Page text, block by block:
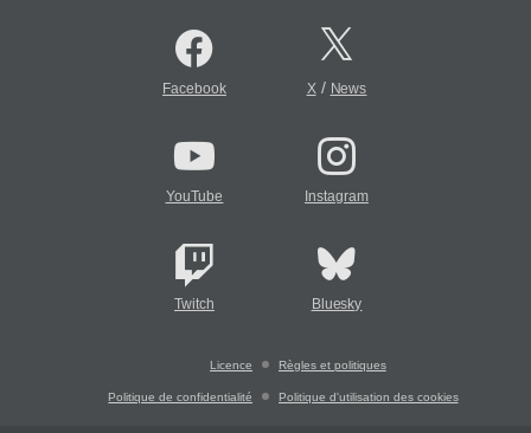
Facebook X/ News
YouTube Instagram
Twitch Bluesky
Licence Règles et politiques
Politique de confidentialité Politique d'utilisation des cookies